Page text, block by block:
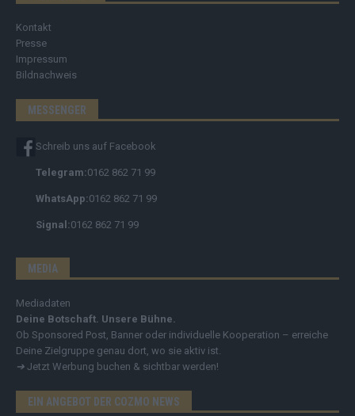
Kontakt
Presse
Impressum
Bildnachweis
MESSENGER
Schreib uns auf Facebook
Telegram:0162 862 71 99
WhatsApp:0162 862 71 99
Signal:0162 862 71 99
MEDIA
Mediadaten
Deine Botschaft. Unsere Bühne.
Ob Sponsored Post, Banner oder individuelle Kooperation – erreiche
Deine Zielgruppe genau dort, wo sie aktiv ist.
➔ Jetzt Werbung buchen & sichtbar werden!
EIN ANGEBOT DER COZMO NEWS